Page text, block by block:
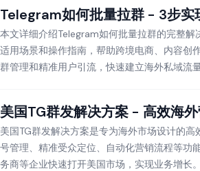
Telegram如何批量拉群 - 3步实
本文详细介绍Telegram如何批量拉群的完整解
适用场景和操作指南，帮助跨境电商、内容创
群管理和精准用户引流，快速建立海外私域流量
美国TG群发解决方案 - 高效海
美国TG群发解决方案是专为海外市场设计的高
号管理、精准受众定位、自动化营销流程等功
务商等企业快速打开美国市场，实现业务增长。